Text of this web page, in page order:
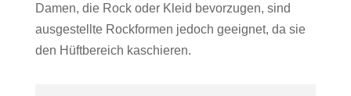
Damen, die Rock oder Kleid bevorzugen, sind
ausgestellte Rockformen jedoch geeignet, da sie
den Hüftbereich kaschieren.